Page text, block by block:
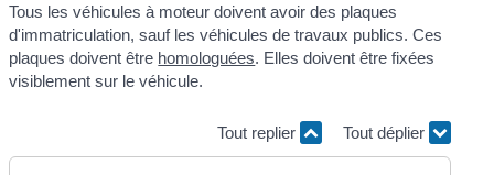
Tous les véhicules à moteur doivent avoir des plaques
d'immatriculation, sauf les véhicules de travaux publics. Ces
plaques doivent être homologuées. Elles doivent être fixées
visiblement sur le véhicule.
Tout replier Tout déplier